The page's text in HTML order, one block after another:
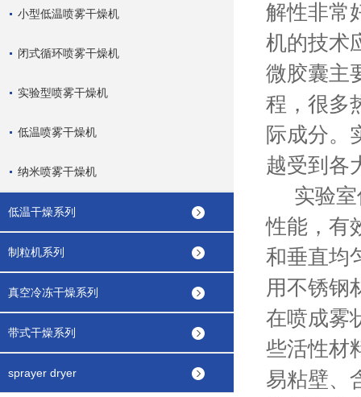
小型低温喷雾干燥机
闭式循环喷雾干燥机
实验型喷雾干燥机
低温喷雾干燥机
纳米喷雾干燥机
低温干燥系列
制粒机系列
真空冷冻干燥系列
带式干燥系列
sprayer dryer
解性非常
机的技术
微胶囊主
程，很多
际成分。
越受到各
实验室
性能，有
和垂直均
用不锈钢
在喷成雾
些活性材
易粘壁、